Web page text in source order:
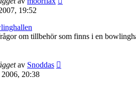
inlägget
19:52
om tillbehör som finns i en
av Snoddas
20:38